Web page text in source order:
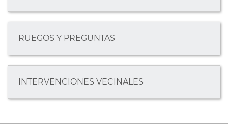
RUEGOS Y PREGUNTAS
INTERVENCIONES VECINALES